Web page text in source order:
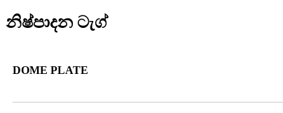
නිෂ්පාදන ටැග්
DOME PLATE